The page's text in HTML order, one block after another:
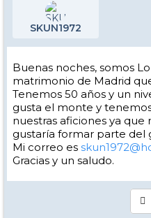
SKUN1972
Buenas noches, somos
matrimonio de Madrid
Tenemos 50 años y un
gusta el monte y
nuestras aficiones ya que
gustaría formar parte del
Mi correo es
Gracias y un saludo.